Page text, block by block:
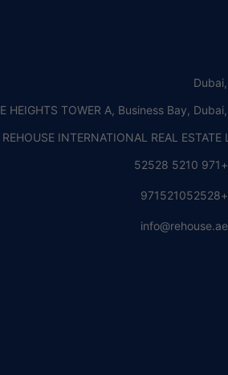
HEIGHTS TOWER A, Business Bay,
REHOUSE INTERNATIONAL REAL ESTATE
+971 5210 52528
+971521052528
info@rehouse.ae